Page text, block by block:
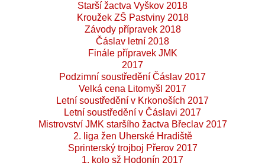
Starší žactva Vyškov 2018
Kroužek ZŠ Pastviny 2018
Závody přípravek 2018
Čáslav letní 2018
Finále přípravek JMK
2017
Podzimní soustředění Čáslav 2017
Velká cena Litomyšl 2017
Letní soustředění v Krkonoších 2017
Letní soustředění v Čáslavi 2017
Mistrovství JMK staršího žactva Břeclav 2017
2. liga žen Uherské Hradiště
Sprinterský trojboj Přerov 2017
1. kolo sž Hodonín 2017